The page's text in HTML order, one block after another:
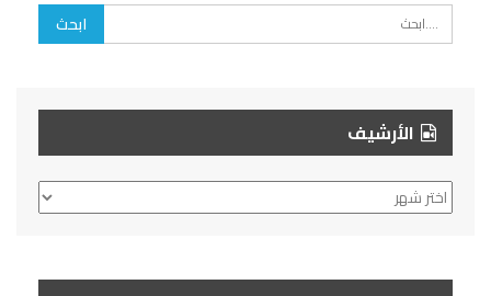
الأرشيف
الأرشيف